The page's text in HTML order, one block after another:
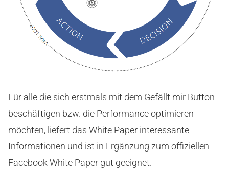
Für alle die sich erstmals mit dem Gefällt mir Button
beschäftigen bzw. die Performance optimieren
möchten, liefert das White Paper interessante
Informationen und ist in Ergänzung zum offiziellen
Facebook White Paper gut geeignet.